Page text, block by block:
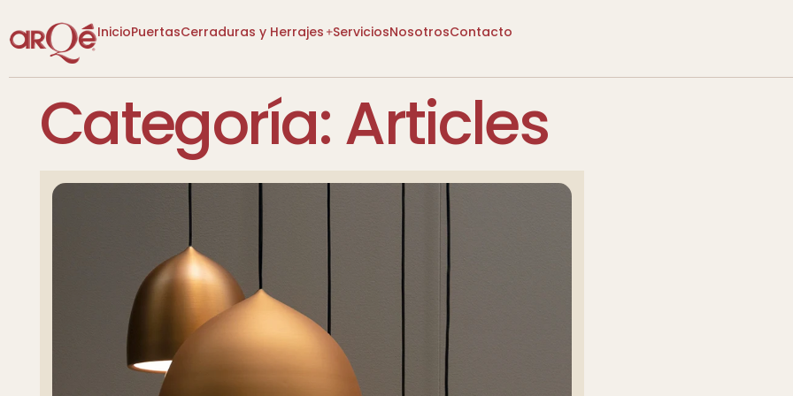
[VER CATEGORÍAS]
Lo Nuevo
Descuentos
Tienda
Más Vendidos
InicioPuertasCerraduras y Herrajes ServiciosNosotrosContacto
Categoría:Articles
[VER CATEGORÍAS]
Descuentos
Más Vendidos